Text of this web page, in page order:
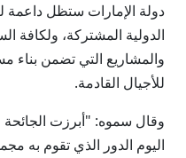
دولة الإمارات ستظل داعمة
الدولية المشتركة، ولكافة
والمشاريع التي تضمن بناء
للأجيال القادمة.
وقال سموه: "أبرزت الجائحة
اليوم الدور الذي تقوم به